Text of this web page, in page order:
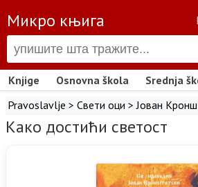
Микро књига
Knjige Osnovna škola Srednja
Pravoslavlje > Свети оци >Јован
Како достићи светост